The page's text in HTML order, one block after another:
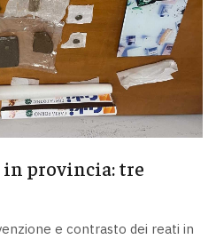
provincia: tre
e contrasto dei reati in